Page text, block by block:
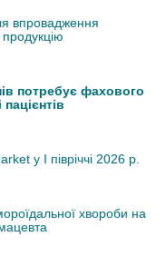
впровадження
потребує фахового
у I півріччі 2026 р.
хвороби на